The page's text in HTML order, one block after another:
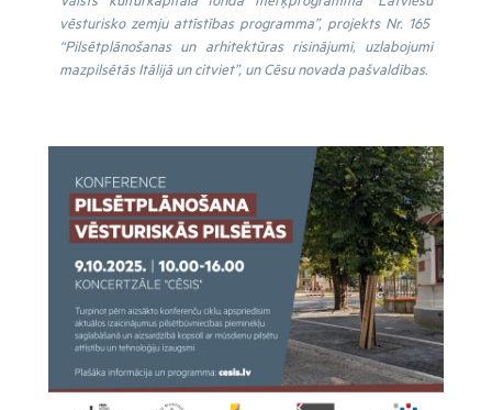
vēsturisko zemju attīstības programma”, projekts Nr. 165
“Pilsētplānošanas un arhitektūras risinājumi, uzlabojumi
mazpilsētās Itālijā un citviet”, un Cēsu novada pašvaldības.